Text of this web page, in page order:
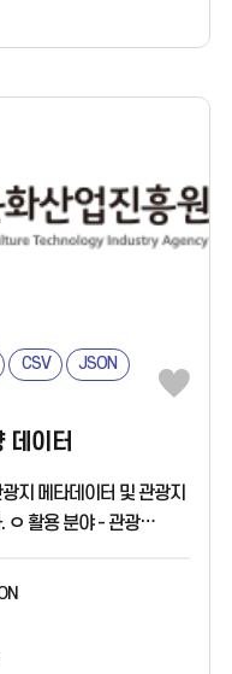
CSV JSON
데이터
지 메타데이터 및 관광지